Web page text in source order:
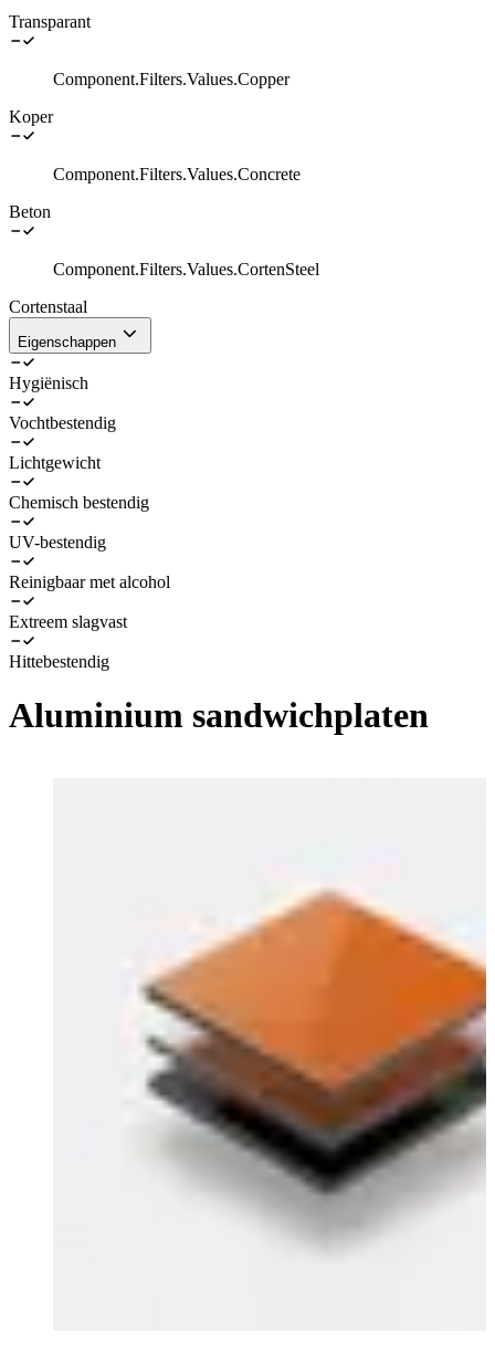
Transparant
Component.Filters.Values.Copper
Koper
Component.Filters.Values.Concrete
Beton
Component.Filters.Values.CortenSteel
Cortenstaal
Eigenschappen
Hygiënisch
Vochtbestendig
Lichtgewicht
Chemisch bestendig
UV-bestendig
Reinigbaar met alcohol
Extreem slagvast
Hittebestendig
Aluminium sandwichplaten